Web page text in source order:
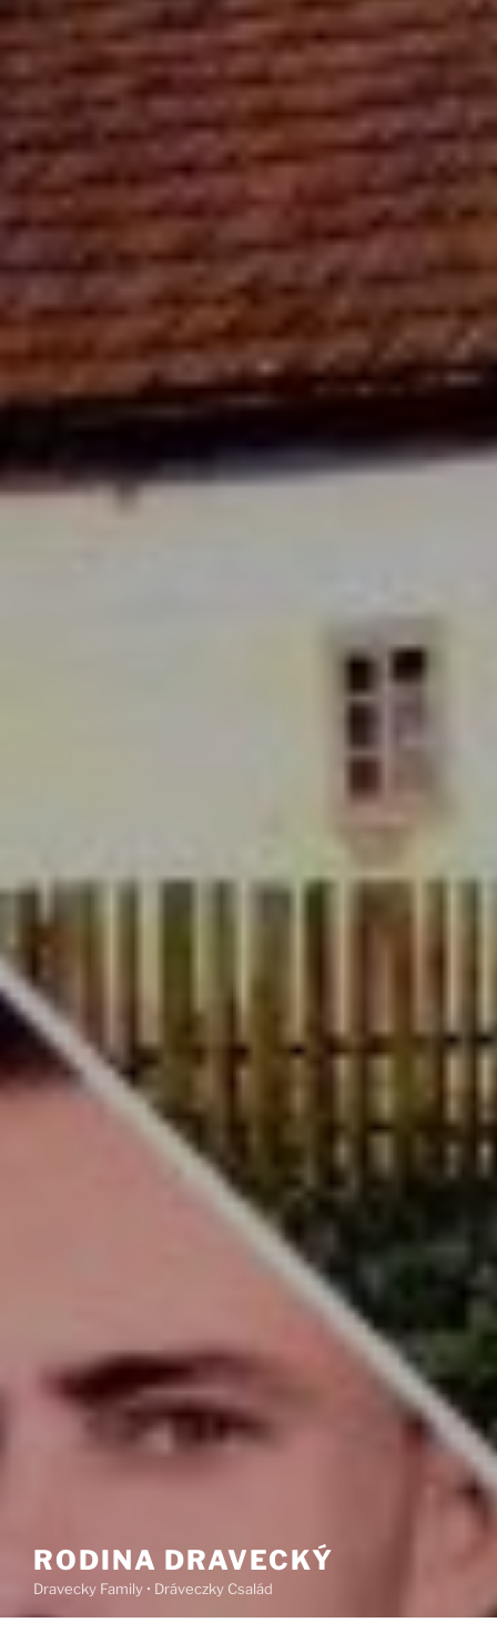
RODINA DRAVECKÝ
Dravecky Family • Dráveczky Család